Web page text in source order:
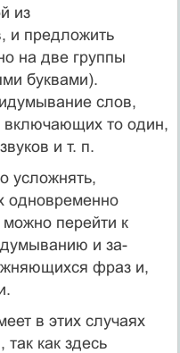
из
и предложить
на две группы
буквами).
слов,
то один,
и т. п.
усложнять,
одновременно
перейти к
и за­
фраз и,
в этих случаях
так как здесь